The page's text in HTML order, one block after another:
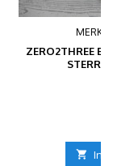
MERK:
ZERO2THREE
 In